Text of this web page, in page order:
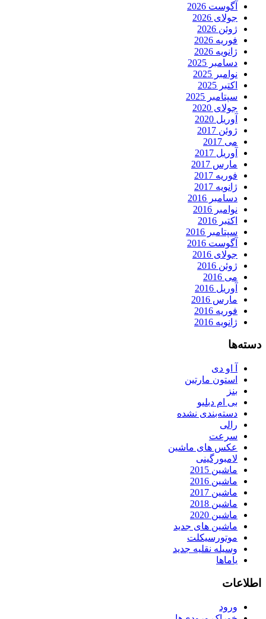
آگوست 2026
جولای 2026
ژوئن 2026
فوریه 2026
ژانویه 2026
دسامبر 2025
نوامبر 2025
اکتبر 2025
سپتامبر 2025
جولای 2020
آوریل 2020
ژوئن 2017
می 2017
آوریل 2017
مارس 2017
فوریه 2017
ژانویه 2017
دسامبر 2016
نوامبر 2016
اکتبر 2016
سپتامبر 2016
آگوست 2016
جولای 2016
ژوئن 2016
می 2016
آوریل 2016
مارس 2016
فوریه 2016
ژانویه 2016
دسته‌ها
آ او دی
استون مارتین
بنز
بی ام دبلیو
دسته‌بندی نشده
رالی
سرعت
عکس های ماشین
لامبورگینی
ماشین 2015
ماشین 2016
ماشین 2017
ماشین 2018
ماشین 2020
ماشین های جدید
موتورسیکلت
وسیله نقلیه جدید
یاماها
اطلاعات
ورود